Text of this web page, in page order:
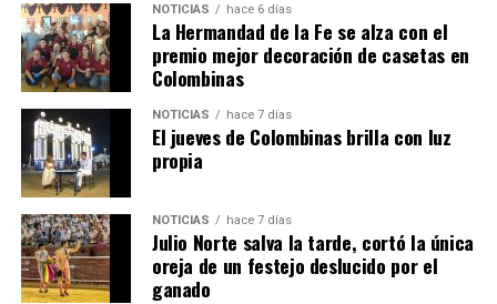
QUINTA CORRIDA DE LAS FIESTAS COLOMBINAS
2026
hace 4 días· Huelvatv
NOTICIAS hace 6 días
La Hermandad de la Fe se alza con el
premio mejor decoración de casetas en
Colombinas
NOTICIAS hace 7 días
El jueves de Colombinas brilla con luz
propia
NOTICIAS hace 7 días
Julio Norte salva la tarde, cortó la única
oreja de un festejo deslucido por el
ganado